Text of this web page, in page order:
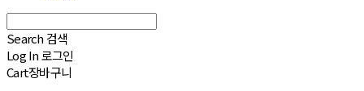
Search 검색
Log In로그인
Cart장바구니